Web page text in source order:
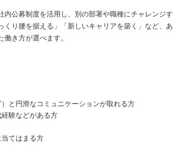
内公募制度を活用し、別の部署や職種にチャレンジす
くり腰を据える」「新しいキャリアを築く」など、あ
き方が選べます。
と円滑なコミュニケーションが取れる方
験などがある方
当てはまる方